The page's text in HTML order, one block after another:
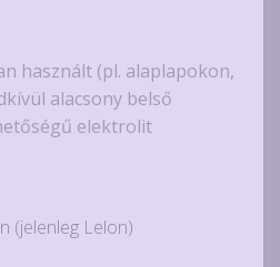
használt (pl. alaplapokon,
alacsony belső
elektrolit
(jelenleg Lelon)